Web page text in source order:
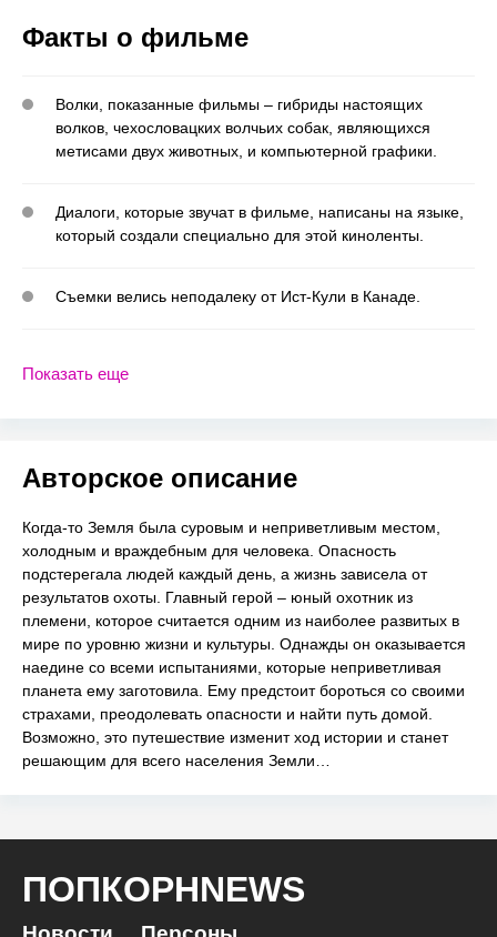
Факты о фильме
Волки, показанные фильмы – гибриды настоящих
волков, чехословацких волчьих собак, являющихся
метисами двух животных, и компьютерной графики.
Диалоги, которые звучат в фильме, написаны на языке,
который создали специально для этой киноленты.
Съемки велись неподалеку от Ист-Кули в Канаде.
Показать еще
Авторское описание
Когда-то Земля была суровым и неприветливым местом,
холодным и враждебным для человека. Опасность
подстерегала людей каждый день, а жизнь зависела от
результатов охоты. Главный герой – юный охотник из
племени, которое считается одним из наиболее развитых в
мире по уровню жизни и культуры. Однажды он оказывается
наедине со всеми испытаниями, которые неприветливая
планета ему заготовила. Ему предстоит бороться со своими
страхами, преодолевать опасности и найти путь домой.
Возможно, это путешествие изменит ход истории и станет
решающим для всего населения Земли…
ПОПКОРНNEWS